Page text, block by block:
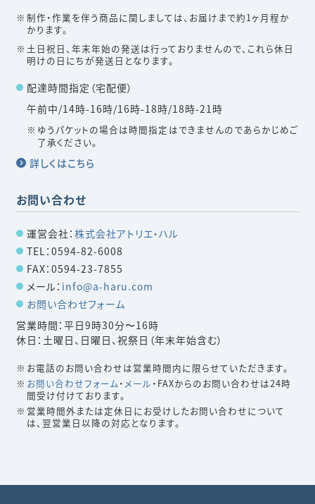
制作・作業を伴う商品に関しましては、お届けまで約1ヶ月程か
かります。
土日祝日、年末年始の発送は行っておりませんので、これら休日
明けの日にちが発送日となります。
配達時間指定（宅配便）
午前中/14時-16時/16時-18時/18時-21時
ゆうパケットの場合は時間指定はできませんのであらかじめご
了承ください。
詳しくはこちら
お問い合わせ
運営会社： 株式会社アトリエ・ハル
TEL：0594-82-6008
FAX：0594-23-7855
メール： info@a-haru.com
お問い合わせフォーム
営業時間：平日9時30分〜16時
休日：土曜日、日曜日、祝祭日（年末年始含む）
お電話のお問い合わせは営業時間内に限らせていただきます。
お問い合わせフォーム・ メール ・FAXからのお問い合わせは24時
間受け付けております。
営業時間外または定休日にお受けしたお問い合わせについて
は、翌営業日以降の対応となります。